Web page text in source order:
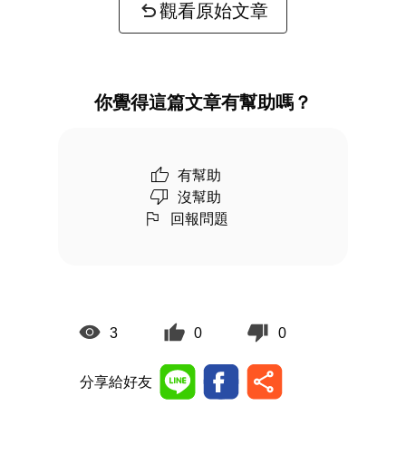
觀看原始文章
你覺得這篇文章有幫助嗎？
有幫助
沒幫助
回報問題
3 0 0
分享給好友